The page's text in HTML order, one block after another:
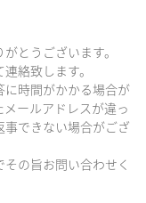
とうございます。
絡致します。
に時間がかかる場合が
ールアドレスが違っ
できない場合がござ
の旨お問い合わせく